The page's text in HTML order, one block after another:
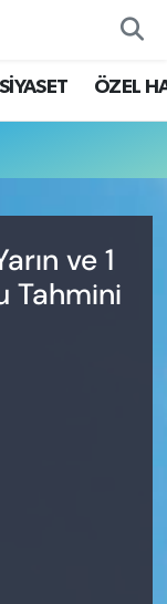
SİYASET ÖZEL
ve 1
Tahmini